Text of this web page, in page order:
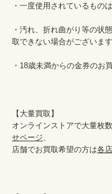
・一度使用されているもの
・汚れ、折れ曲がり等の状
取できない場合がございま
・18歳未満からの金券のお
【大量買取】
オンラインストアで大量枚
せページ
店舗でお買取希望の方は各